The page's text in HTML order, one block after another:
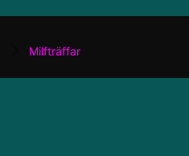
Milfträffar